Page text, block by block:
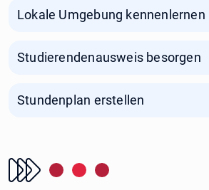
Lokale Umgebung kennenlernen
Studierendenausweis besorgen
Stundenplan erstellen